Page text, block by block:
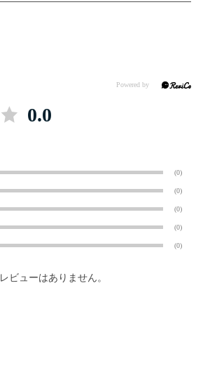
0.0
(0)
(0)
(0)
(0)
(0)
レビューはありません。